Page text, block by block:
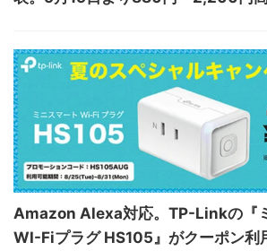
Amazon Alexa対応。TP-Linkの『
WI-Fiプラグ HS105』がクーポン利